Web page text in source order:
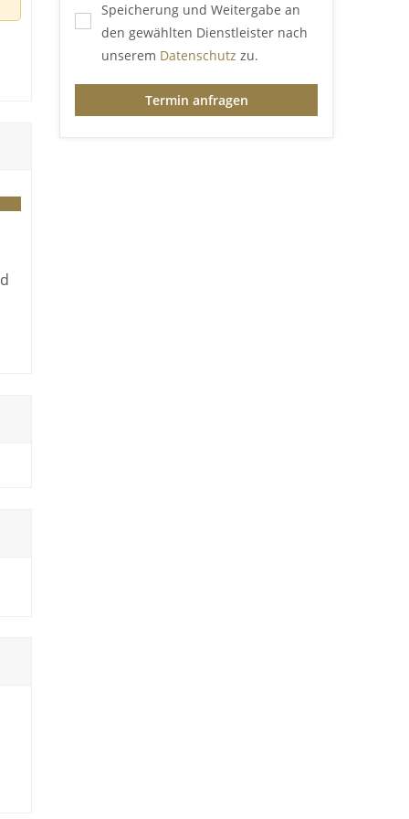
Speicherung und Weitergabe an
den gewählten Dienstleister nach
unserem Datenschutz zu.
Termin anfragen